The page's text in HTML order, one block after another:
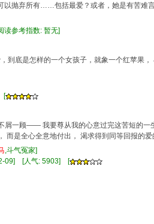
以抛弃所有……包括最爱？或者，她是有苦
参考指数: 暂无]
到底是怎样的一个女孩子，就象一个红苹果，
[
屑一顾—— 我要尊从我的心意过完这苦短的一
而是全心全意地付出， 渴求得到同等回报的
,斗气冤家]
09] [人气: 5903] [